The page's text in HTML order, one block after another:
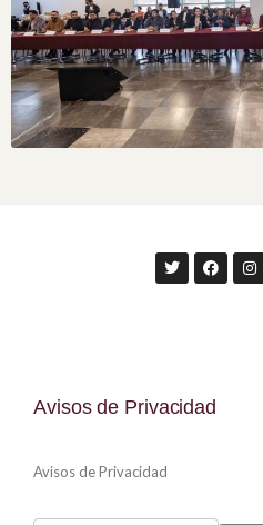
Avisos de Privacidad
Avisos de Privacidad